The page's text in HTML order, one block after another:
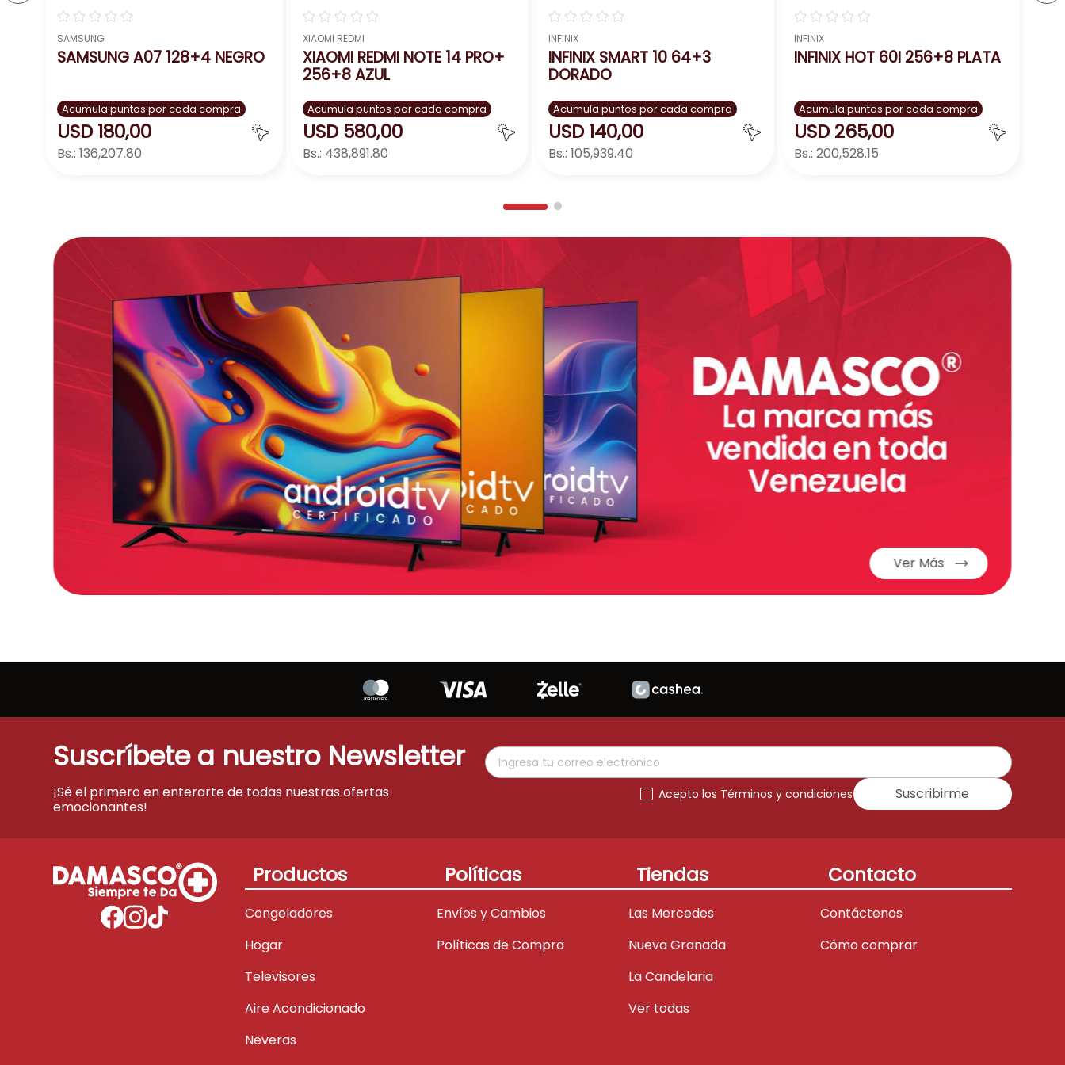
☆☆☆☆☆
SAMSUNG
SAMSUNG A07 128+4 NEGRO
Acumula puntos por cada compra
USD 180,00
Bs.: 136,207.80
☆☆☆☆☆
XIAOMI REDMI
XIAOMI REDMI NOTE 14 PRO+
256+8 AZUL
Acumula puntos por cada compra
USD 580,00
Bs.: 438,891.80
☆☆☆☆☆
INFINIX
INFINIX SMART 10 64+3
DORADO
Acumula puntos por cada compra
USD 140,00
Bs.: 105,939.40
☆☆☆☆☆
INFINIX
INFINIX HOT 60I 256+8 PLATA
Acumula puntos por cada compra
USD 265,00
Bs.: 200,528.15
Ver Más
Suscríbete a nuestro Newsletter
¡Sé el primero en enterarte de todas nuestras ofertas
emocionantes!
Acepto los Términos y condiciones Suscribirme
Productos
Congeladores
Hogar
Televisores
Aire Acondicionado
Neveras
Políticas
Envíos y Cambios
Políticas de Compra
Tiendas
Las Mercedes
Nueva Granada
La Candelaria
Ver todas
Contacto
Contáctenos
Cómo comprar